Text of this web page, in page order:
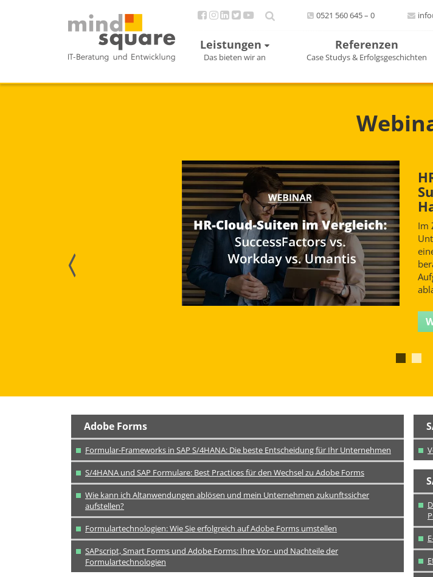
0521 560 645 – 0
Leistungen
Das bieten wir an
Referenzen
Case Studys & Erfolgsgeschichten
von Künstlicher Intelligenz genutzt.
der konkrete Mehrwert für Ihr
Welche Vorteile bringt Ihnen [...]
Im
Adobe Forms
Formular-Frameworks in SAP S/4HANA: Die beste Entscheidung für Ihr Unternehmen
S/4HANA und SAP Formulare: Best Practices für den Wechsel zu Adobe Forms
Wie kann ich Altanwendungen ablösen und mein Unternehmen zukunftssicher
aufstellen?
Formulartechnologien: Wie Sie erfolgreich auf Adobe Forms umstellen
SAPscript, Smart Forms und Adobe Forms: Ihre Vor- und Nachteile der
Formulartechnologien